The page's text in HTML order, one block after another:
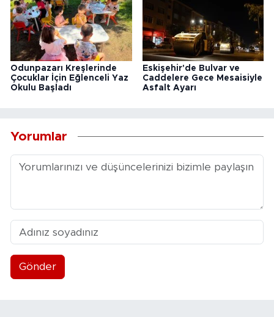
Odunpazarı Kreşlerinde
Çocuklar İçin Eğlenceli Yaz
Okulu Başladı
Eskişehir'de Bulvar ve
Caddelere Gece Mesaisiyle
Asfalt Ayarı
Yorumlar
Gönder